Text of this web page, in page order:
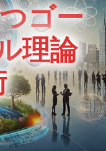
ゴー
理論